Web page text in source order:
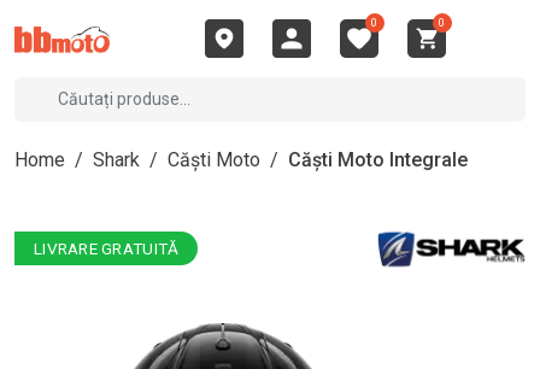
0 0
Home / Shark / Căști Moto / Căști Moto Integrale
LIVRARE GRATUITĂ